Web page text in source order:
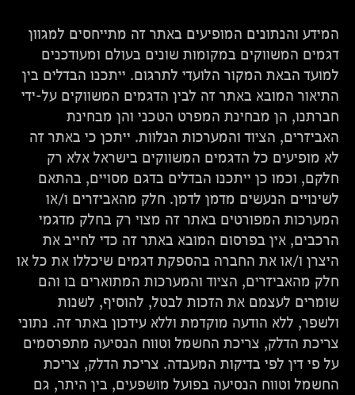
המידע והנתונים המופיעים באתר זה מתייחסים למגוון
דגמים המשווקים במקומות שונים בעולם ומעודכנים
למועד הבאת המקור הלועדי לתרגום. ייתכנו הבדלים בין
התיאור המובא באתר זה לבין הדגמים המשווקים על-ידי
חברתנו, הן מבחינת המפרט הטכני והן מבחינת
האביזרים, הציוד והמערכות הנלוות. ייתכן כי באתר זה
לא מופיעים כל הדגמים המשווקים בישראל אלא רק
חלקם, וכמו כן ייתכנו הבדלים בדגם מסויים, בהתאם
לשינויים הנעשים מדמן לדמן. חלק מהאביזרים ו/או
המערכות המפורטים באתר זה מצוי רק בחלק מדגמי
הרכבים, אין בפרסום המובא באתר זה כדי לחייב את
היצרן ו/או את החברה בהספקת דגמים שיכללו את כל או
חלק מהאביזרים, הציוד והמערכות המתוארים בו והם
שומרים לעצמם את הזכות לבטל, להוסיף, לשנות
ולשפר, ללא הודעה מוקדמת וללא עידכון באתר זה. נתוני
צריכת הדלק, צריכת החשמל וטווח הנסיעה מתפרסמים
על פי דין לפי בדיקות המעבדה. צריכת הדלק, צריכת
החשמל וטווח הנסיעה בפועל מושפעים, בין היתר, גם